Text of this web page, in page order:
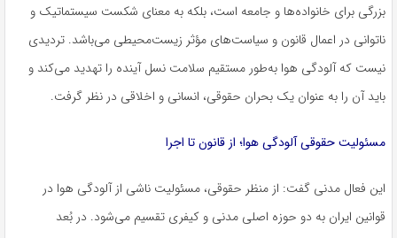
بزرگی برای خانواده‌ها و جامعه است، بلکه به معنای شکست سیستماتیک و
ناتوانی در اعمال قانون و سیاست‌های مؤثر زیست‌محیطی می‌باشد. تردیدی
نیست که آلودگی هوا به‌طور مستقیم سلامت نسل آینده را تهدید می‌کند و
باید آن را به عنوان یک بحران حقوقی، انسانی و اخلاقی در نظر گرفت.
مسئولیت حقوقی آلودگی هوا؛ از قانون تا اجرا
این فعال مدنی گفت: از منظر حقوقی، مسئولیت ناشی از آلودگی هوا در
قوانین ایران به دو حوزه اصلی مدنی و کیفری تقسیم می‌شود. در بُعد